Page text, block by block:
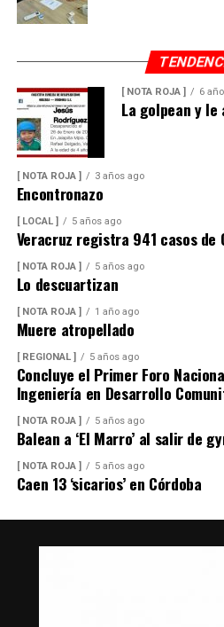
[ NOTA ROJA ] 6
La golpean y
[ NOTA ROJA ] 3 años ago
Encontronazo
[ LOCAL ] 5 años ago
Veracruz registra 941 casos de
[ NOTA ROJA ] 5 años ago
Lo descuartizan
[ NOTA ROJA ] 1 año ago
Muere atropellado
[ REGIONAL ] 5 años ago
Concluye el Primer Foro
Ingeniería en Desarrollo
[ NOTA ROJA ] 5 años ago
Balean a ‘El Marro’ al salir de
[ NOTA ROJA ] 5 años ago
Caen 13 ‘sicarios’ en Córdoba